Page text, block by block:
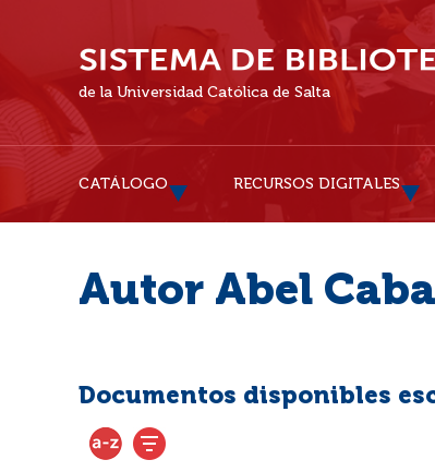
de la Universidad Católica de Salta
CATÁLOGO RECURSOS DIGITALES
Autor Abel
Documentos disponibles